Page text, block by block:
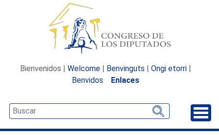
Bienvenidos | Welcome | Benvinguts | Ongi etorri |
Benvidos
Enlaces